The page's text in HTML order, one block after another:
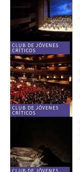
CLUB DE JÓVENES
CRÍTICOS
CLUB DE JÓVENES
CRÍTICOS
CLUB DE JÓVENES